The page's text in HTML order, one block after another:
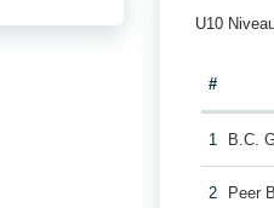
U10
#
1 B.C.
2 Peer